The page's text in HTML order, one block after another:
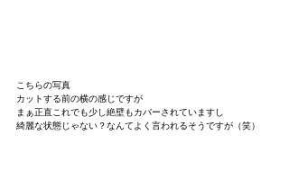
こちらの写真
カットする前の横の感じですが
まぁ正直これでも少し絶壁もカバーされていますし
綺麗な状態じゃない？なんてよく言われるそうですが（笑）